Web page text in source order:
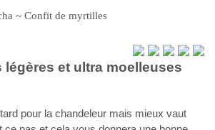
légères et ultra moelleuses
pour la chandeleur mais mieux vaut